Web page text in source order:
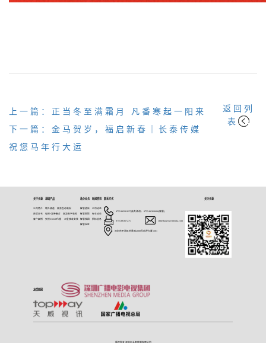
上一篇：正当冬至满霜月 凡番寒起一阳来
返回列
表
下一篇：金马贺岁，福启新春｜长泰传媒
祝您马年行大运
关于长泰
公司简介
资质证书
客户案例
基础产品
境外频道 高清互动电视
电视+宽带融合 高清数字电视
央视3/5/6/8代理 卫星接收安装
政企业务
智慧酒店
智慧医院
智慧校园
智慧社区
新闻资讯
公司动态
行业动态
招标信息
联系方式
：0755-86501027(商务咨询) 0755-86360606(客服)
：0755-86367275 ：ctmedia@szctmedia.com
：深圳市罗湖区怡景路2008号动漫大厦1301
关注长泰
友情链接
版权所有 深圳市长泰传媒有限公司